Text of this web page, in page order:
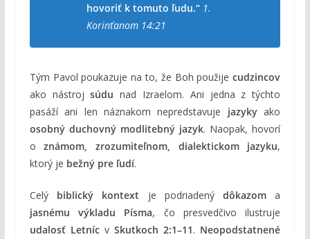
hovoriť k tomuto ľudu.“ 1.
Korinťanom 14:21
Tým Pavol poukazuje na to, že Boh použijecudzincov
ako nástrojsúdu nad Izraelom. Ani jedna z týchto
pasáží ani len náznakom nepredstavuje jazykyako
osobný duchovný modlitebný jazyk. Naopak, hovorí
oznámom, zrozumiteľnom, dialektickom jazyku,
ktorý je bežný pre ľudí.
Celý biblický kontext je podriadenýdôkazom a
jasnému výkladu Písma, čo presvedčivo ilustruje
udalosť LetnícvSkutkoch 2:1–11. Neopodstatnené